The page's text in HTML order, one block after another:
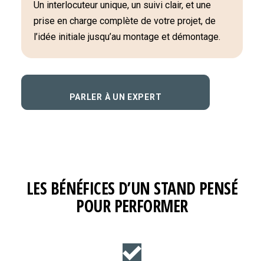
Un interlocuteur unique, un suivi clair, et une
prise en charge complète de votre projet, de
l’idée initiale jusqu’au montage et démontage.
PARLER À UN EXPERT
LES BÉNÉFICES D’UN STAND PENSÉ
POUR PERFORMER